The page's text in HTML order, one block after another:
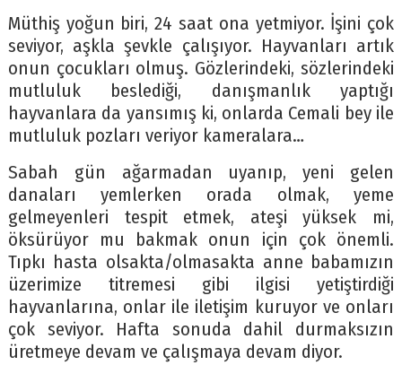
Müthiş yoğun biri, 24 saat ona yetmiyor. İşini çok
seviyor, aşkla şevkle çalışıyor. Hayvanları artık
onun çocukları olmuş. Gözlerindeki, sözlerindeki
mutluluk beslediği, danışmanlık yaptığı
hayvanlara da yansımış ki, onlarda Cemali bey ile
mutluluk pozları veriyor kameralara…
Sabah gün ağarmadan uyanıp, yeni gelen
danaları yemlerken orada olmak, yeme
gelmeyenleri tespit etmek, ateşi yüksek mi,
öksürüyor mu bakmak onun için çok önemli.
Tıpkı hasta olsakta/olmasakta anne babamızın
üzerimize titremesi gibi ilgisi yetiştirdiği
hayvanlarına, onlar ile iletişim kuruyor ve onları
çok seviyor. Hafta sonuda dahil durmaksızın
üretmeye devam ve çalışmaya devam diyor.